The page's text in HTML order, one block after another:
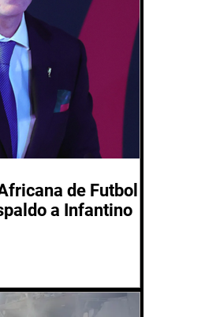
de Futbol
a Infantino